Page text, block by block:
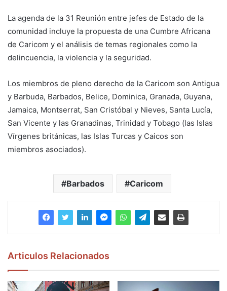
La agenda de la 31 Reunión entre jefes de Estado de la
comunidad incluye la propuesta de una Cumbre Africana
de Caricom y el análisis de temas regionales como la
delincuencia, la violencia y la seguridad.
Los miembros de pleno derecho de la Caricom son Antigua
y Barbuda, Barbados, Belice, Dominica, Granada, Guyana,
Jamaica, Montserrat, San Cristóbal y Nieves, Santa Lucía,
San Vicente y las Granadinas, Trinidad y Tobago (las Islas
Vírgenes británicas, las Islas Turcas y Caicos son
miembros asociados).
Barbados Caricom
Articulos Relacionados